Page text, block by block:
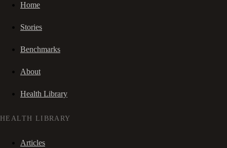
Home
Stories
Benchmarks
About
Health Library
HEALTH LIBRARY
Articles